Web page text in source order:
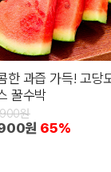
한 과즙 가득! 고당
꿀수박
원
원 65%